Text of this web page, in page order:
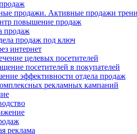
продажи. Активные продажи
повышение продаж
продаж
продаж под ключ
интернет
целевых посетителей
посетителей в покупателей
эффективности отдела продаж
рекламных кампаний
реклама